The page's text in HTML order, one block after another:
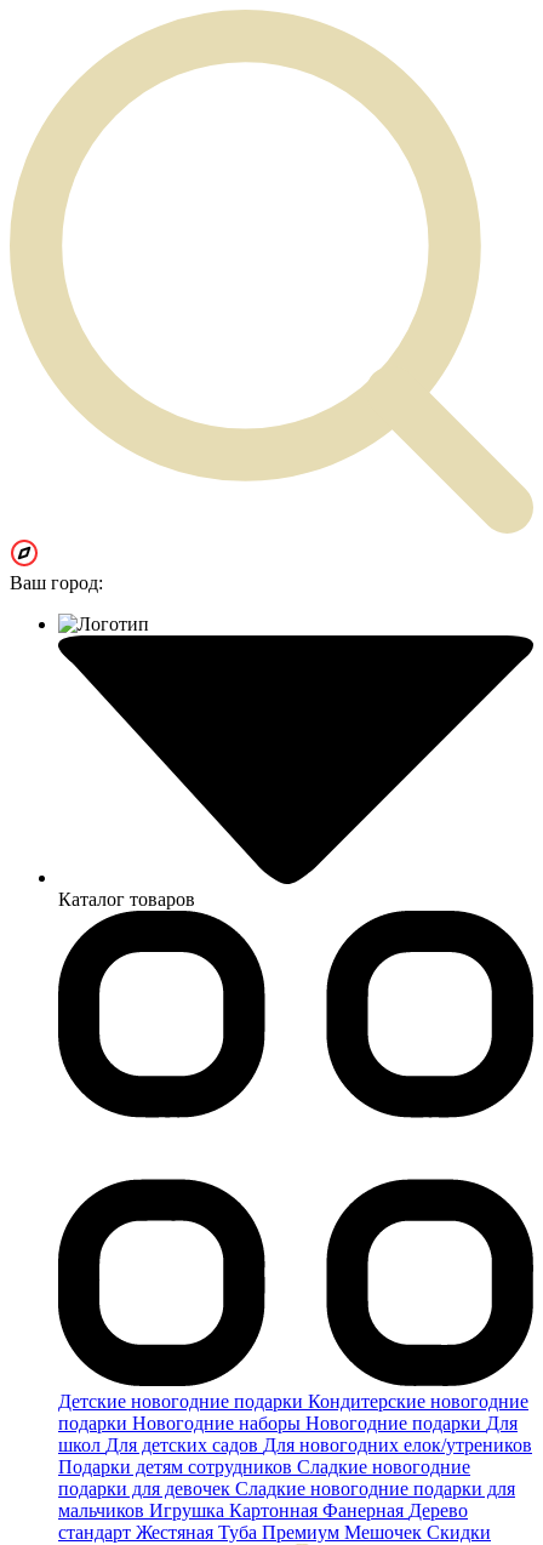
Ваш город:
Каталог товаров
Детские новогодние подарки Кондитерские новогодние
подарки Новогодние наборы Новогодние подарки Для
школ Для детских садов Для новогодних елок/утреников
Подарки детям сотрудников Сладкие новогодние
подарки для девочек Сладкие новогодние подарки для
мальчиков Игрушка Картонная Фанерная Дерево
стандарт Жестяная Туба Премиум Мешочек Скидки